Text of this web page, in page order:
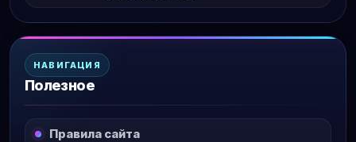
НАВИГАЦИЯ
Полезное
Правила сайта